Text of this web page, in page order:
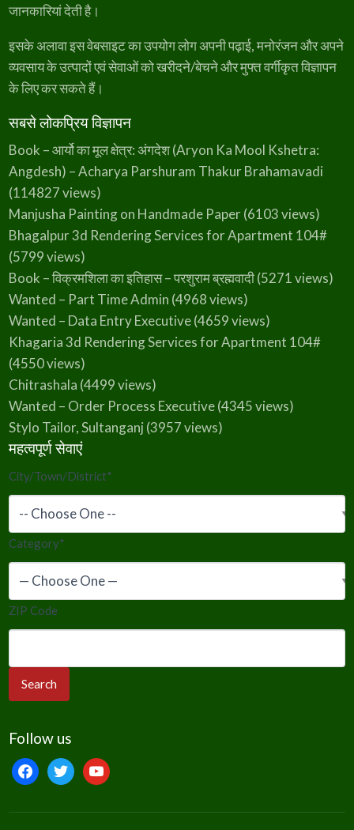
जानकारियां देती है।
इसके अलावा इस वेबसाइट का उपयोग लोग अपनी पढ़ाई, मनोरंजन और अपने
व्यवसाय के उत्पादों एवं सेवाओं को खरीदने/बेचने और मुफ्त वर्गीकृत विज्ञापन
के लिए कर सकते हैं।
सबसे लोकप्रिय विज्ञापन
Book – आर्यो का मूल क्षेत्र: अंगदेश (Aryon Ka Mool Kshetra:
Angdesh) – Acharya Parshuram Thakur Brahamavadi
(114827 views)
Manjusha Painting on Handmade Paper(6103 views)
Bhagalpur 3d Rendering Services for Apartment 104#
(5799 views)
Book – विक्रमशिला का इतिहास – परशुराम ब्रह्मवादी(5271 views)
Wanted – Part Time Admin (4968 views)
Wanted – Data Entry Executive(4659 views)
Khagaria 3d Rendering Services for Apartment 104#
(4550 views)
Chitrashala (4499 views)
Wanted – Order Process Executive(4345 views)
Stylo Tailor, Sultanganj (3957 views)
महत्वपूर्ण सेवाएं
City/Town/District*
Category*
ZIP Code
Follow us
facebooktwitteryoutube